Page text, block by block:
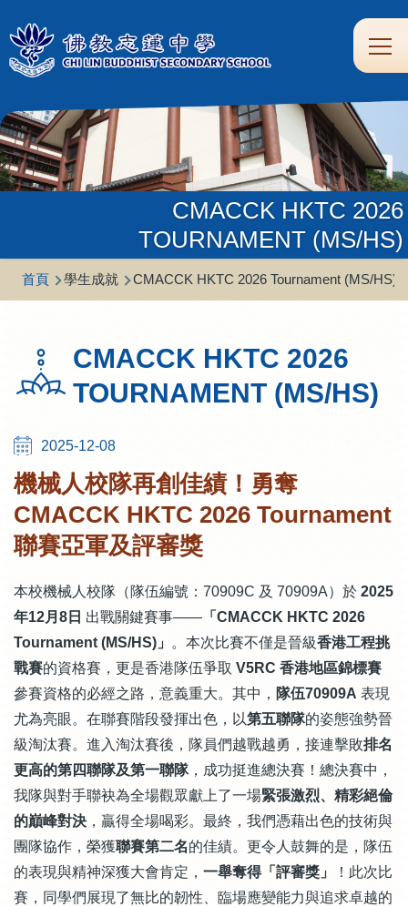
Main
生
涯
劃
家
校
作
校
友
圖
書
園
道
CMACCK HKTC 2026
TOURNAMENT (MS/HS)​
導
航
首頁 學生成就 CMACCK HKTC 2026 Tournament (MS/HS)​
CMACCK HKTC 2026
TOURNAMENT (MS/HS)​
2025-12-08
機械人校隊再創佳績！勇奪
CMACCK HKTC 2026 Tournament
聯賽亞軍及評審獎
本校機械人校隊（隊伍編號：70909C 及 70909A）於 2025
年12月8日 出戰關鍵賽事—— 「CMACCK HKTC 2026
Tournament (MS/HS)」 。本次比賽不僅是晉級香港工程挑
戰賽的資格賽，更是香港隊伍爭取 V5RC 香港地區錦標賽
參賽資格的必經之路，意義重大。其中， 隊伍70909A 表現
尤為亮眼。在聯賽階段發揮出色，以第五聯隊的姿態強勢晉
級淘汰賽。進入淘汰賽後，隊員們越戰越勇，接連擊敗排名
更高的第四聯隊及第一聯隊，成功挺進總決賽！總決賽中，
我隊與對手聯袂為全場觀眾獻上了一場緊張激烈、精彩絕倫
的巔峰對決 ，贏得全場喝彩。最終，我們憑藉出色的技術與
團隊協作，榮獲聯賽第二名的佳績。更令人鼓舞的是，隊伍
的表現與精神深獲大會肯定， 一舉奪得「評審獎」
！此次比
賽，同學們展現了無比的韌性、臨場應變能力與追求卓越的